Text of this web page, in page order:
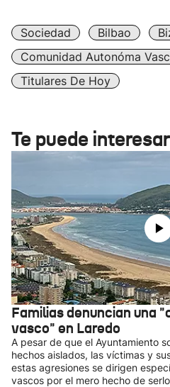
Sociedad Bilbao
Comunidad Autonóma
Titulares De Hoy
Te puede interesar
Familias denuncian una
vasco" en Laredo
A pesar de que el Ayuntamiento
hechos aislados, las víctimas y
estas agresiones se dirigen
vascos por el mero hecho de